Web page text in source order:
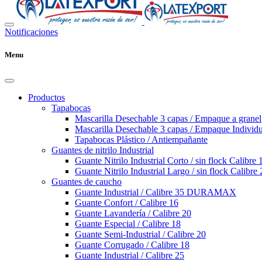
Notificaciones
Menu
Productos
Tapabocas
Mascarilla Desechable 3 capas / Empaque a granel
Mascarilla Desechable 3 capas / Empaque
Tapabocas Plástico / Antiempañante
Guantes de nitrilo Industrial
Guante Nitrilo Industrial Corto / sin flock Calibre
Guante Nitrilo Industrial Largo / sin flock Calibre
Guantes de caucho
Guante Industrial / Calibre 35 DURAMAX
Guante Confort / Calibre 16
Guante Lavandería / Calibre 20
Guante Especial / Calibre 18
Guante Semi-Industrial / Calibre 20
Guante Corrugado / Calibre 18
Guante Industrial / Calibre 25